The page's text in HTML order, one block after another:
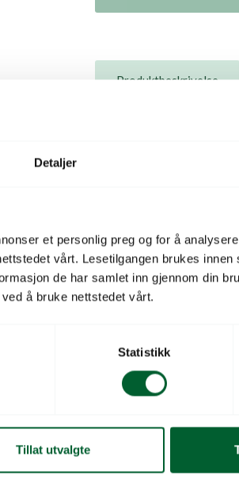
Detaljer
et personlig preg og for å
vårt. Lesetilgangen brukes innen
de har samlet inn gjennom din
å bruke nettstedet vårt.
Statistikk
Tillat utvalgte
Produktbeskrivelse
Solid kremhvit potte
Farge (plastvarer)
Salgsenhet
Leverandørs